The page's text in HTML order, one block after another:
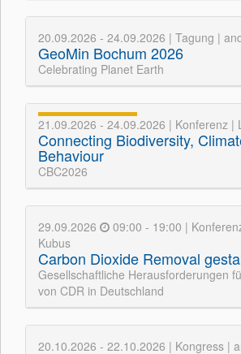
20.09.2026 - 24.09.2026 | Tagung |
GeoMin Bochum 2026
Celebrating Planet Earth
21.09.2026 - 24.09.2026 | Konferenz |
Connecting Biodiversity,
Behaviour
CBC2026
29.09.2026
09:00 - 19:00 |
Kubus
Carbon Dioxide Removal
Gesellschaftliche Herausforderungen
von CDR in Deutschland
20.10.2026 - 22.10.2026 | Kongress |